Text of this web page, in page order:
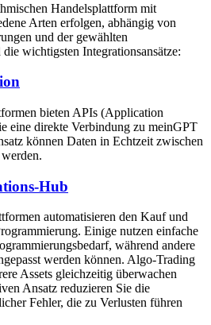
Handelsplattform mit
Arten erfolgen, abhängig von
und der gewählten
wichtigsten Integrationsansätze:
bieten APIs (Application
eine direkte Verbindung zu meinGPT
können Daten in Echtzeit zwischen
Hub
automatisieren den Kauf und
Einige nutzen einfache
während andere
werden können. Algo-Trading
Assets gleichzeitig überwachen
Ansatz reduzieren Sie die
Fehler, die zu Verlusten führen